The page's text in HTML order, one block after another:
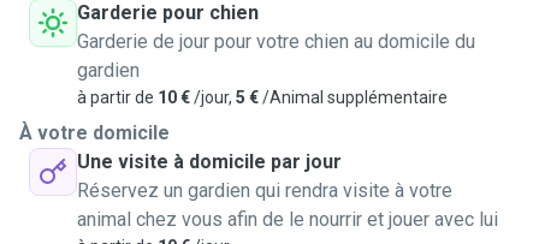
Garderie pour chien
Garderie de jour pour votre chien au domicile du
gardien
à partir de 10 €/jour, 5 €/Animal supplémentaire
À votre domicile
Une visite à domicile par jour
Réservez un gardien qui rendra visite à votre
animal chez vous afin de le nourrir et jouer avec lui